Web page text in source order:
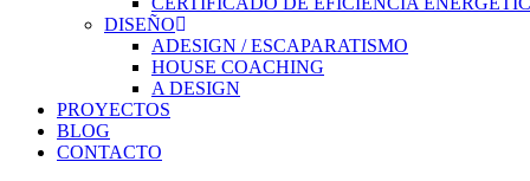
DISEÑO
ADESIGN / ESCAPARATISMO
HOUSE COACHING
A DESIGN
PROYECTOS
BLOG
CONTACTO